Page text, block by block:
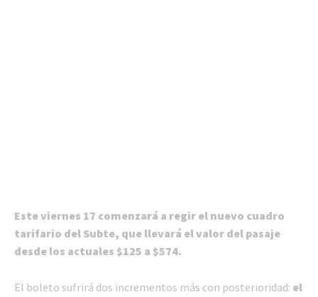
Este viernes 17 comenzará a regir el nuevo cuadro
tarifario del Subte, que llevará el valor del pasaje
desde los actuales $125 a $574.
El boleto sufrirá dos incrementos más con posterioridad: el